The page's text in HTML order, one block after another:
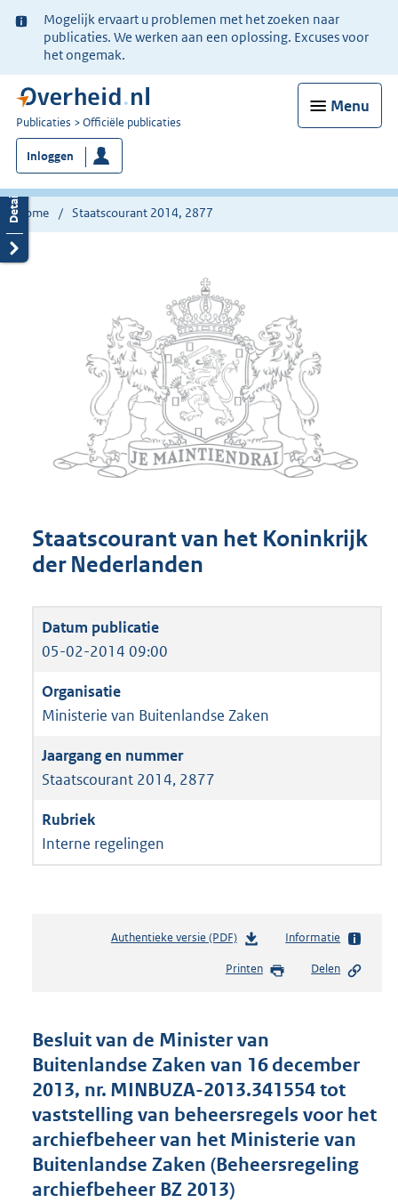
Ter
informatie:
Mogelijk ervaart u problemen met het zoeken naar
publicaties. We werken aan een oplossing. Excuses voor
het ongemak.
Menu
U
bent
nu
hier:
Publicaties Officiële publicaties
Inloggen
Home Staatscourant 2014, 2877
Staatscourant van het Koninkrijk
der Nederlanden
05-02-2014 09:00
Ministerie van Buitenlandse Zaken
Staatscourant 2014, 2877
Interne regelingen
Authentieke versie (PDF)b
s
d
s
g
o
o
t
Informatie
Printen Delen
Besluit van de Minister van
Buitenlandse Zaken van 16 december
2013, nr. MINBUZA-2013.341554 tot
vaststelling van beheersregels voor het
archiefbeheer van het Ministerie van
Buitenlandse Zaken (Beheersregeling
archiefbeheer BZ 2013)